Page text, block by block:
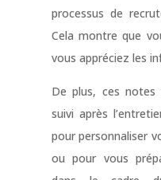
processus de
Cela montre que
vous appréciez les
De plus, ces
suivi après
pour personnaliser
ou pour vous